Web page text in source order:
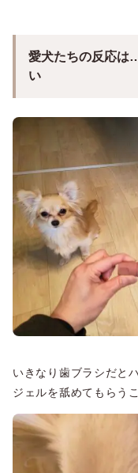
愛犬たちの反応は
い
いきなり歯ブラシだと
ジェルを舐めてもらう